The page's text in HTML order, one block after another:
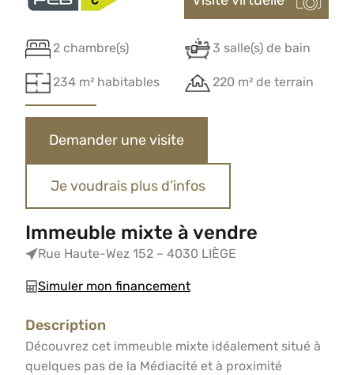
2 chambre(s) 3 salle(s) de bain
234 m² habitables 220 m² de terrain
Demander une visite
Je voudrais plus d’infos
Immeuble mixte à vendre
Rue Haute-Wez 152 – 4030 LIÈGE
Simuler mon financement
Description
Découvrez cet immeuble mixte idéalement situé à
Découvrez cet immeuble mixte idéalement situé à
quelques pas de la Médiacité et à proximité